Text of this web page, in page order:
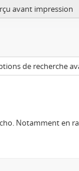
avant impression
de recherche
Notamment en